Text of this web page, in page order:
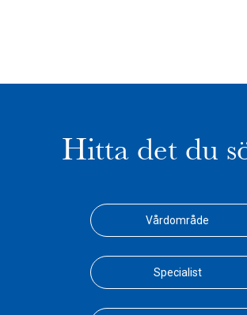
Hitta det du
Vårdområde
Specialist